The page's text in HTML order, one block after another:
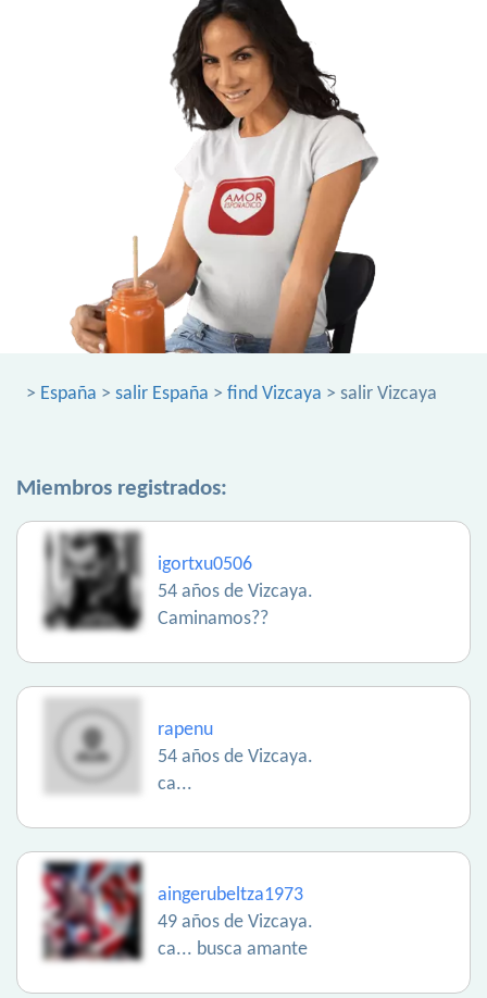
> España > salir España > find Vizcaya > salir Vizcaya
Miembros registrados:
igortxu0506
54 años de Vizcaya.
Caminamos??
rapenu
54 años de Vizcaya.
ca...
aingerubeltza1973
49 años de Vizcaya.
ca... busca amante